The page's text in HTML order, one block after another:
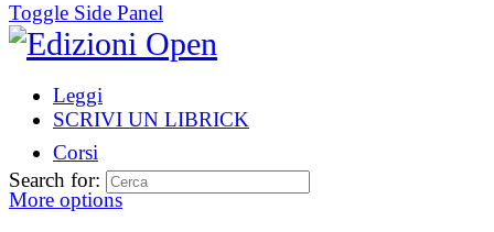
Toggle Side Panel
Leggi
SCRIVI UN LIBRICK
Corsi
More options
Search for: